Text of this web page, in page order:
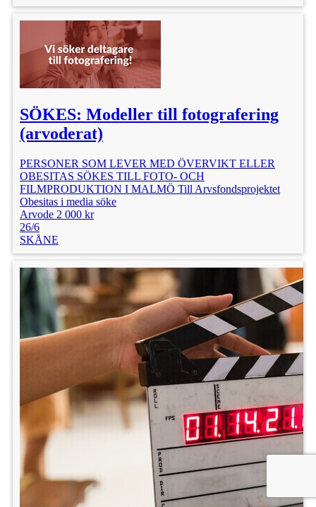
SÖKES: Modeller till fotografering
(arvoderat)
PERSONER SOM LEVER MED ÖVERVIKT ELLER
OBESITAS SÖKES TILL FOTO- OCH
FILMPRODUKTION I MALMÖ Till Arvsfondsprojektet
Obesitas i media söke
Arvode 2 000 kr
26/6
SKÅNE